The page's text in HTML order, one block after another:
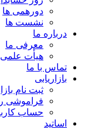
دورهمی ها
نشست ها
درباره ما
معرفی ما
هیأت علمی
تماس با ما
بازاریابی
ثبت نام
فراموشی
حساب
اساتید